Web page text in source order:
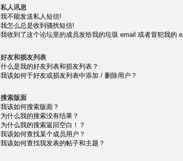
私人讯息
我不能发送私人短信!
我怎么总是收到骚扰短信!
我收到了这个论坛里的成员发给我的垃圾 email 或者冒犯我的
好友和损友列表
什么是我的好友列表和损友列表？
我该如何于好友或损友列表中添加 / 删除用户？
搜索版面
我该如何搜索版面？
为什么我的搜索没有结果？
为什么我的搜索返回空白！？
我该如何查找某个成员用户？
我该如何查找我发表的帖子和主题？